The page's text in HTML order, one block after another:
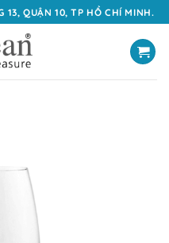
13, QUẬN 10, TP HỒ CHÍ MINH.